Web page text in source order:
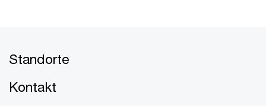
Standorte
Kontakt